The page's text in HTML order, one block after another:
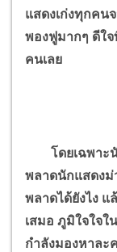
แสดงเก่งทุกคน
พองฟูมากๆ ดีใ
คนเลย
โดยเฉพาะนั
พลาดนักแสดงม่
พลาดได้ยังไง
เสมอ ภูมิใจใจ
กำลังมองหาละ